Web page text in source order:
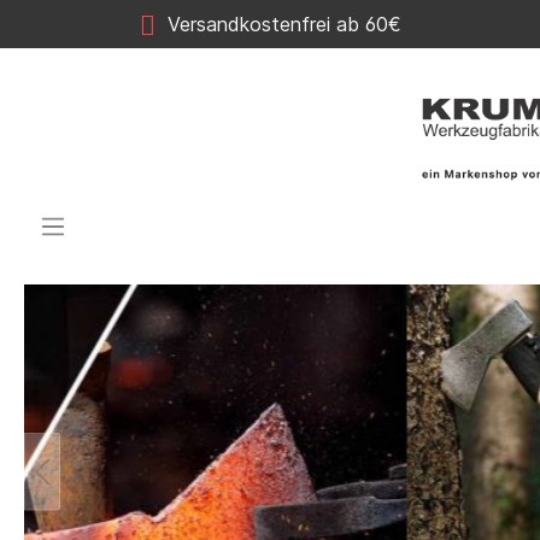
Versandkostenfrei ab 60€